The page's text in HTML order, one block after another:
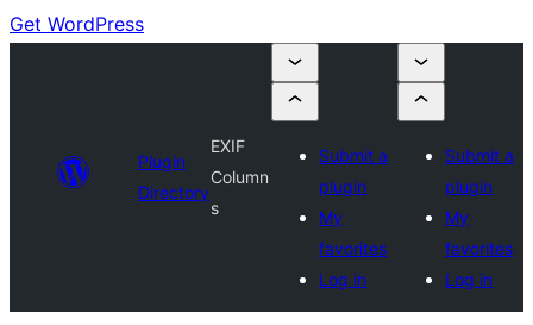
Get WordPress
Plugin
Directory
EXIF
Column
s
Submit a
plugin
My
favorites
Log in
Submit a
plugin
My
favorites
Log in